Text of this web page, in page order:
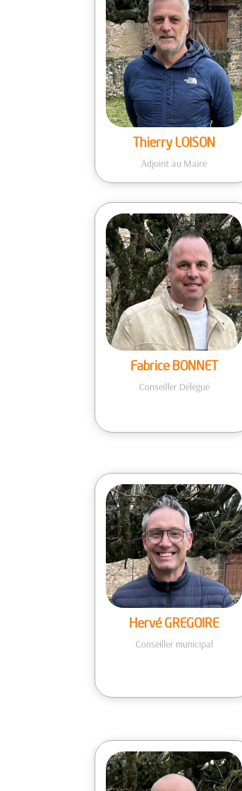
Thierry LOISON
Adjoint au Maire
Fabrice BONNET
Conseiller Délégué
Hervé GREGOIRE
Conseiller municipal